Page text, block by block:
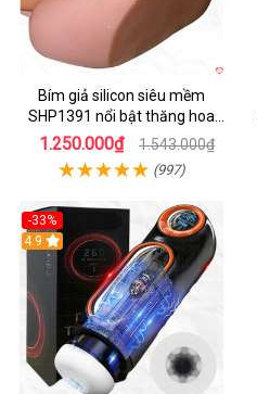
Bím giả silicon siêu mềm
SHP1391 nổi bật thăng hoa
hoàn hảo
1.250.000₫ 1.543.000₫
(997)
-33%
Hot
4.9